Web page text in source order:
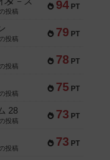
94 PT
投稿
79 PT
投稿
78 PT
投稿
75 PT
投稿
73 PT
28
投稿
73 PT
投稿